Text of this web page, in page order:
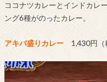
ココナツカレーとインドカレ
ング6種がのったカレー。
アキバ盛りカレー1,430円（